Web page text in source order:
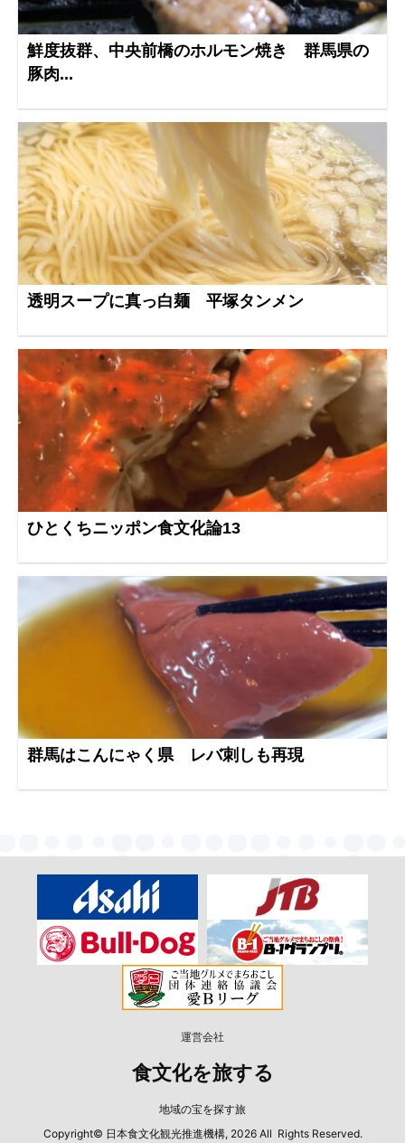
鮮度抜群、中央前橋のホルモン焼き 群馬県の
豚肉...
透明スープに真っ白麺 平塚タンメン
ひとくちニッポン食文化論13
群馬はこんにゃく県 レバ刺しも再現
運営会社
食文化を旅する
地域の宝を探す旅
Copyright© 日本食文化観光推進機構, 2026 All Rights Reserved.